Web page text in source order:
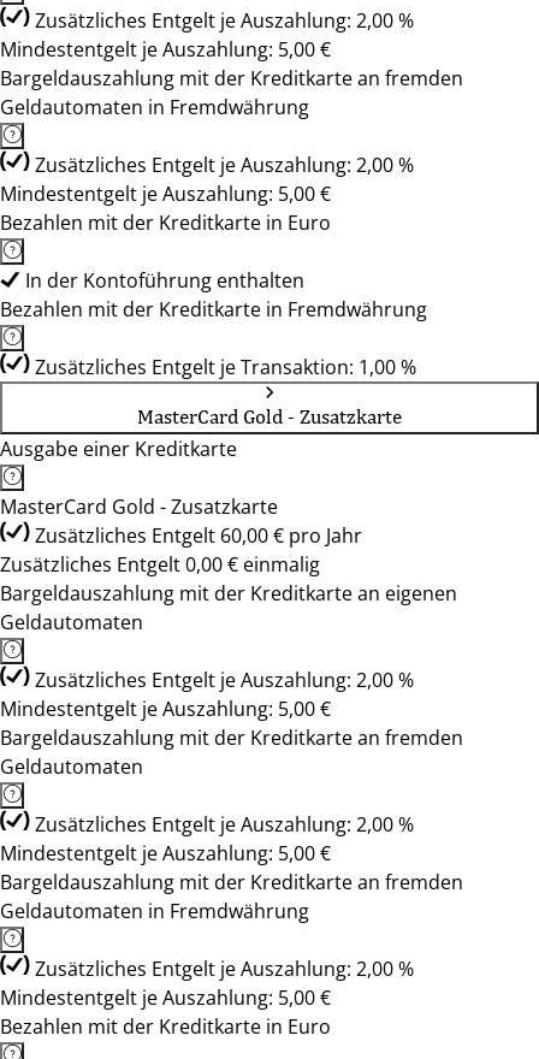
Zusätzliches Entgelt je Auszahlung: 2,00 %
Mindestentgelt je Auszahlung: 5,00 €
Bargeldauszahlung mit der Kreditkarte an fremden
Geldautomaten in Fremdwährung
Zusätzliches Entgelt je Auszahlung: 2,00 %
Mindestentgelt je Auszahlung: 5,00 €
Bezahlen mit der Kreditkarte in Euro
In der Kontoführung enthalten
Bezahlen mit der Kreditkarte in Fremdwährung
Zusätzliches Entgelt je Transaktion: 1,00 %
MasterCard Gold - Zusatzkarte
Ausgabe einer Kreditkarte
MasterCard Gold - Zusatzkarte
Zusätzliches Entgelt 60,00 € pro Jahr
Zusätzliches Entgelt 0,00 € einmalig
Bargeldauszahlung mit der Kreditkarte an eigenen
Geldautomaten
Zusätzliches Entgelt je Auszahlung: 2,00 %
Mindestentgelt je Auszahlung: 5,00 €
Bargeldauszahlung mit der Kreditkarte an fremden
Geldautomaten
Zusätzliches Entgelt je Auszahlung: 2,00 %
Mindestentgelt je Auszahlung: 5,00 €
Bargeldauszahlung mit der Kreditkarte an fremden
Geldautomaten in Fremdwährung
Zusätzliches Entgelt je Auszahlung: 2,00 %
Mindestentgelt je Auszahlung: 5,00 €
Bezahlen mit der Kreditkarte in Euro